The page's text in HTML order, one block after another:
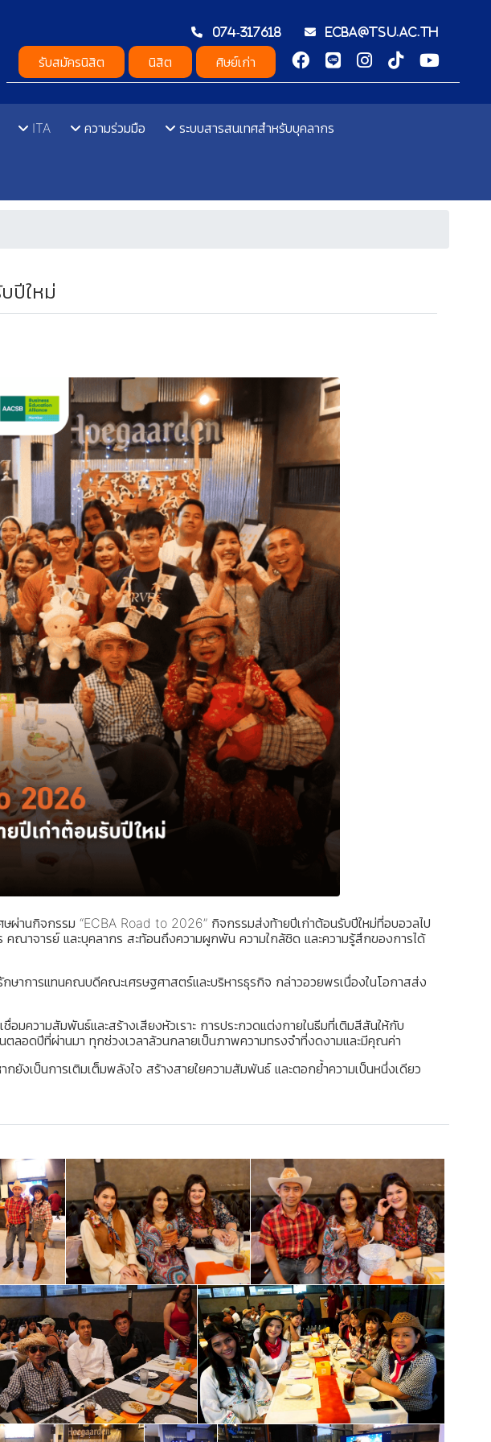
074-317618 ecba@tsu.ac.th
รับสมัครนิสิต นิสิต ศิษย์เก่า
ITA ความร่วมมือ ระบบสารสนเทศสำหรับบุคลากร
ปีใหม่
านกิจกรรม “ECBA Road to 2026” กิจกรรมส่งท้ายปีเก่าต้อนรับปีใหม่ที่อบอวลไป
คณาจารย์ และบุคลากร สะท้อนถึงความผูกพัน ความใกล้ชิด และความรู้สึกของการได้
าการแทนคณบดีคณะเศรษฐศาสตร์และบริหารธุรกิจ กล่าวอวยพรเนื่องในโอกาสส่ง
มความสัมพันธ์และสร้างเสียงหัวเราะ การประกวดแต่งกายในธีมที่เติมสีสันให้กับ
ลอดปีที่ผ่านมา ทุกช่วงเวลาล้วนกลายเป็นภาพความทรงจำที่งดงามและมีคุณค่า
ยังเป็นการเติมเต็มพลังใจ สร้างสายใยความสัมพันธ์ และตอกย้ำความเป็นหนึ่งเดียว